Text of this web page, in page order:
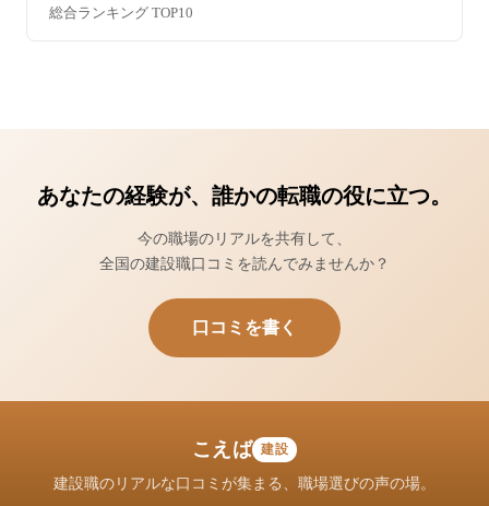
総合ランキング TOP10
あなたの経験が、誰かの転職の役に立つ。
今の職場のリアルを共有して、
全国の建設職口コミを読んでみませんか？
口コミを書く
こえば 建設
建設職のリアルな口コミが集まる、職場選びの声の場。